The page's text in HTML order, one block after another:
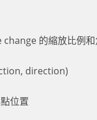
的縮放比例
direction)
位置